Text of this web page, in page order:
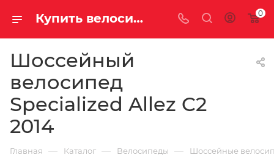
Купить велосипед для шоссе Specialized Allez C2 2014 на за 56560.00000000 рублей в Саратове и Энгельсе 0
Шоссейный
велосипед
Specialized Allez C2
2014
Главная — Каталог — Велосипеды — Шоссейные